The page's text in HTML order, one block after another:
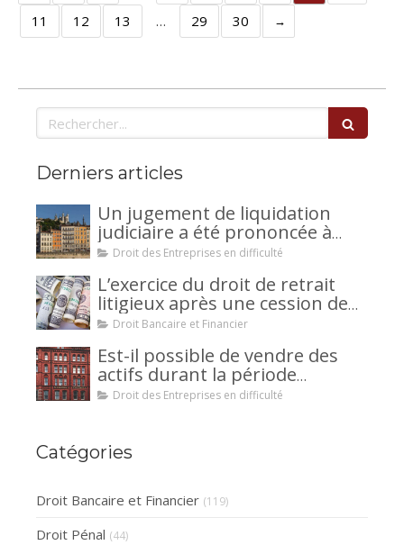
11
12 13 … 29 30
Rechercher
Derniers articles
Un jugement de liquidation
judiciaire a été prononcée à
votre encontre : comment
Droit des Entreprises en difficulté
L’exercice du droit de retrait
litigieux après une cession de
créance : un mécanisme
la caution.
Droit Bancaire et Financier
Est-il possible de vendre des
actifs durant la période
d’observation d’un
Droit des Entreprises en difficulté
Catégories
Droit Bancaire et Financier (119)
Droit Pénal (44)